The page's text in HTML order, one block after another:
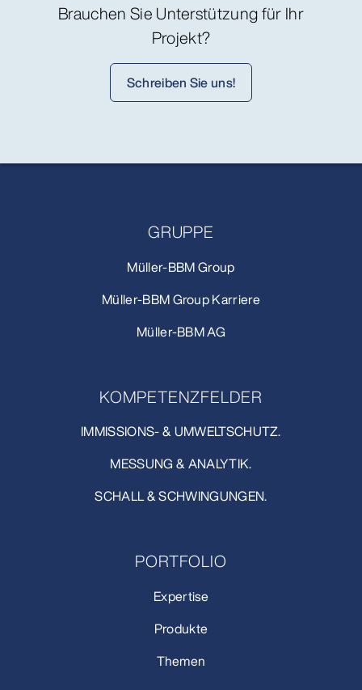
Brauchen Sie Unterstützung für Ihr
Projekt?
Schreiben Sie uns!
GRUPPE
Müller-BBM Group
Müller-BBM Group Karriere
Müller-BBM AG
KOMPETENZFELDER
IMMISSIONS- & UMWELTSCHUTZ.
MESSUNG & ANALYTIK.
SCHALL & SCHWINGUNGEN.
PORTFOLIO
Expertise
Produkte
Themen